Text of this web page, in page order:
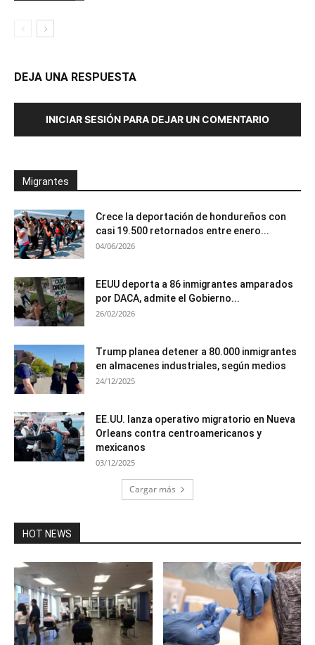
DEJA UNA RESPUESTA
INICIAR SESIÓN PARA DEJAR UN COMENTARIO
Migrantes
Crece la deportación de hondureños con
casi 19.500 retornados entre enero...
04/06/2026
EEUU deporta a 86 inmigrantes amparados
por DACA, admite el Gobierno...
26/02/2026
Trump planea detener a 80.000 inmigrantes
en almacenes industriales, según medios
24/12/2025
EE.UU. lanza operativo migratorio en Nueva
Orleans contra centroamericanos y
mexicanos
03/12/2025
Cargar más
HOT NEWS